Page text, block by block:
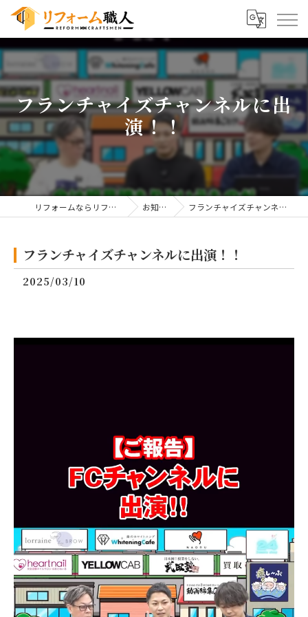
フランチャイズチャンネルに出
演！！
リフォームならリフォーム職人 お知らせ フランチャイズチャンネルに出演！！
フランチャイズチャンネルに出演！！
2025/03/10